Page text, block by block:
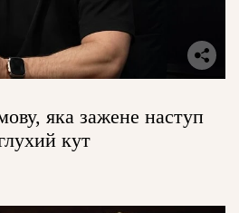
яка зажене наступ
кут